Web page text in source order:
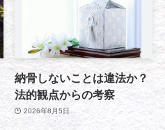
納骨しないことは違法か？
法的観点からの考察
2026年8月5日